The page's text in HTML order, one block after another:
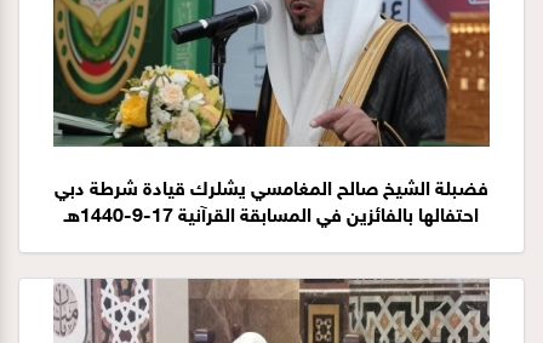
فضبلة الشيخ صالح المغامسي يشلرك قيادة شرطة دبي
احتفالها بالفائزين في المسابقة القرآنية 17-9-1440هـ